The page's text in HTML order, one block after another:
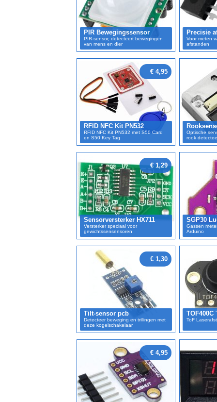
PIR Bewegingssensor
PIR-sensor, detecteert bewegingen
van mens en dier
Precisie
Voor meten
afstanden
€ 4,95
RFID NFC Kit PN532
RFID NFC Kit PN532 met S50 Card
en S50 Key Tag
Optische
rook
€ 1,29
Sensorversterker HX711
Versterker speciaal voor
gewichtssensensoren
SGP30
Gassen
Arduino
€ 1,30
Tilt-sensor pcb
Detecteer beweging en trillingen met
deze kogelschakelaar
ToF
€ 4,95